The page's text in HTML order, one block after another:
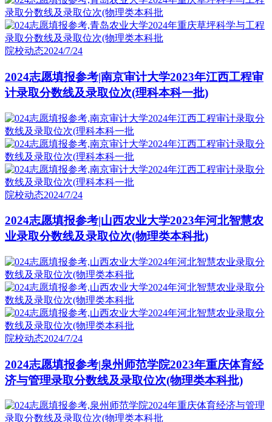
院校动态2024/7/24
2024志愿填报参考|南京审计大学2023年江西工程审
计录取分数线及录取位次(理科本科一批)
院校动态2024/7/24
2024志愿填报参考|山西农业大学2023年河北智慧农
业录取分数线及录取位次(物理类本科批)
院校动态2024/7/24
2024志愿填报参考|泉州师范学院2023年重庆体育经
济与管理录取分数线及录取位次(物理类本科批)